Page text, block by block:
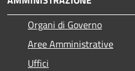
Organi di Governo
Aree Amministrative
Uffici